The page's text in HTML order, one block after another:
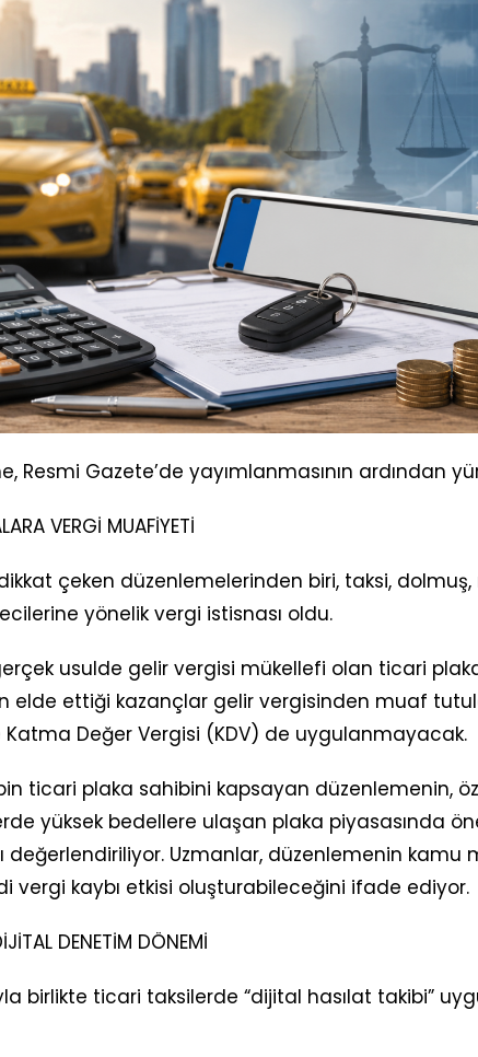
Resmi Gazete’de yayımlanmasının ardından
VERGİ MUAFİYETİ
çeken düzenlemelerinden biri, taksi,
yönelik vergi istisnası oldu.
usulde gelir vergisi mükellefi olan ticari
elde ettiği kazançlar gelir vergisinden muaf
Değer Vergisi (KDV) de uygulanmayacak.
ticari plaka sahibini kapsayan düzenlemenin,
yüksek bedellere ulaşan plaka piyasasında
değerlendiriliyor. Uzmanlar, düzenlemenin kamu
vergi kaybı etkisi oluşturabileceğini ifade ediyor.
DENETİM DÖNEMİ
birlikte ticari taksilerde “dijital hasılat takibi”